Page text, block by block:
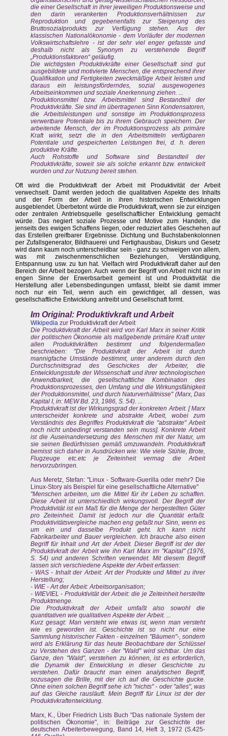
die einer Gesellschaft in ihrer jeweiligen Produktionsweise und
den darin verankerten Produktionsverhältnissen zur
Reproduktion und gegebenenfalls zur Steigerung des
Bruttosozialprodukts zur Verfügung stehen. Aus der
klassischen Nationalökonomie - dem Vorläufer der modernen
Volkswirtschaftslehre - ist der sehr viel enger gefasste und
deshalb nicht als Synonym zu verstehende Begriff
„Produktionsfaktoren“ geläufig.
Die wichtigsten Produktivkräfte einer Gesellschaft sind gut
ausgebildete und motivierte Menschen, die entsprechend ihrer
Qualifikation und Fertigkeiten zweckmäßige Arbeit leisten und
daraus ein leistungsförderndes, sozial ausgewogenes
Arbeitseinkommen und soziale Anerkennung ziehen. ...
Produktionsmittel bzw. Arbeitsmittel sind Bestandteil der
Produktivkräfte. Sie sind im übertragenen Sinn Kondensatoren,
die Arbeitsleistungen und sonstige im Produktionsprozess
verwertbare Potentiale bis zu ihrem Gebrauch speichern. Der
arbeitende Mensch, der im Produktionsprozess als primäre
Kraft wirkt, setzt die in den Arbeitsmitteln verfügbaren
Potentiale und gespeicherten Leistungen frei, d. h. deren
produktive Kräfte.
Auch Rohstoffe und Software sind Bestandteil der
Produktivkräfte, soweit sie als solche erkannt bzw. entwickelt
wurden und zur Nutzung bereit stehen.
Oft wird die Produktivkraft der Arbeit mit Produktivität der Arbeit
verwechselt. Damit werden jedoch die qualitativen Aspekte des Inhalts
und der Form der Arbeit in ihren historischen Entwicklungen
ausgeblendet. Überbetont würde die Produktivkraft, wenn sie zur einzigen
oder zentralen Antriebsquelle gesellschaftlicher Entwicklung gemacht
würde. Das negiert soziale Prozesse und Motive zum Handeln, die
jenseits des ewigen Schaffens liegen, oder reduziert alles Geschehen auf
das Erstellen greifbarer Ergebnisse. Dichtung und Buchstabenkolonnen
per Zufallsgenerator, Bildhauerei und Fertighausbau, Diskurs und Gesetz
wird dann kaum noch unterscheidbar sein - ganz zu schweigen von allem,
was mit zwischenmenschlichen Beziehungen, Verständigung,
Entspannung usw. zu tun hat. Vielfach wird Produktivkraft daher auf den
Bereich der Arbeit bezogen. Auch wenn der Begriff von Arbeit nicht nur im
engen Sinne der Erwerbsarbeit gemeint ist und Produktivität die
Herstellung aller Lebensbedingungen umfasst, bleibt sie damit immer
noch nur ein Teil, wenn auch ein gewichtiger, all dessen, was
gesellschaftliche Entwicklung antreibt und Gesellschaft formt.
Im Original: Produktivkraft und Arbeit
Wikipedia zur Produktivkraft der Arbeit
Die Produktivkraft der Arbeit wird von Karl Marx in seiner Kritik
der politischen Ökonomie als maßgebende primäre Kraft unter
allen Produktivkräften bestimmt und folgendermaßen
beschrieben: "Die Produktivkraft der Arbeit ist durch
mannigfache Umstände bestimmt, unter anderem durch den
Durchschnittsgrad des Geschickes der Arbeiter, die
Entwicklungsstufe der Wissenschaft und ihrer technologischen
Anwendbarkeit, die gesellschaftliche Kombination des
Produktionsprozesses, den Umfang und die Wirkungsfähigkeit
der Produktionsmittel, und durch Naturverhältnisse" (Marx, Das
Kapital I, in: MEW Bd. 23, 1986, S. 54). ...
Produktivkraft ist der Wirkungsgrad der konkreten Arbeit. [ Marx
unterscheidet konkrete und abstrakte Arbeit, wobei zum
Verständnis des Begriffes Produktivkraft die "abstrakte" Arbeit
noch nicht unbedingt verstanden sein muss]. Konkrete Arbeit
ist die Auseinandersetzung des Menschen mit der Natur, um
sie seinen Bedürfnissen gemäß umzuwandeln. Produktivkraft
bemisst sich daher in Ausdrücken wie: Wie viele Stühle, Brote,
Flugzeuge etc.etc je Zeiteinheit vermag die Arbeit
hervorzubringen.
Aus Meretz, Stefan: "Linux - Software-Guerilla oder mehr? Die
Linux-Story als Beispiel für eine gesellschaftliche Alternative"
"Menschen arbeiten, um die Mittel für ihr Leben zu schaffen.
Diese Arbeit ist unterschiedlich wirkungsvoll. Der Begriff der
Produktivität ist ein Maß für die Menge der hergestellten Güter
pro Zeiteinheit. Damit ist jedoch nur die Quantität erfaßt.
Produktivitätsvergleiche machen eng gefaßt nur Sinn, wenn es
um ein und dasselbe Produkt geht. Ich kann nicht
Fabrikarbeiter und Bauer vergleichen. Ich brauche also einen
Begriff für Inhalt und Art der Arbeit. Dieser Begriff ist der der
Produktivkraft der Arbeit wie ihn Karl Marx im "Kapital" (1976,
S. 54) und anderen Schriften verwendet. Mit diesem Begriff
lassen sich verschiedene Aspekte der Arbeit erfassen:
- WAS - Inhalt der Arbeit: Art der Produkte und Mittel zu ihrer
Herstellung;
- WIE - Art der Arbeit: Arbeitsorganisation;
- WIEVIEL - Produktivität der Arbeit: die je Zeiteinheit herstellte
Produktmenge.
Die Produktivkraft der Arbeit umfaßt also sowohl die
quantitativen wie qualitativen Aspekte der Arbeit. ...
Kurz gesagt: Man versteht wie etwas ist, wenn man versteht
wie es geworden ist. Geschichte ist so nicht nur eine
Sammlung historischer Fakten - einzelnen "Bäumen"-, sondern
wird als Erklärung für das heute Beobachtbare der Schlüssel
zu Verstehen des Ganzen - der "Wald" wird sichtbar. Um das
Ganze, den "Wald", verstehen zu können, ist es erforderlich,
die Dynamik der Entwicklung in dieser Geschichte zu
verstehen. Dafür braucht man einen analytischen Begriff,
sozusagen die Brille, mit der ich auf die Geschichte gucke.
Ohne einen solchen Begriff sehe ich "nichts" - oder "alles", was
auf das Gleiche rausläuft. Mein Begriff für Linux ist der der
Produktivkraftentwicklung.
Marx, K., Über Friedrich Lists Buch "Das nationale System der
politischen Ökonomie", in: Beiträge zur Geschichte der
deutschen Arbeiterbewegung, Band 14, Heft 3, 1972 (S.425-